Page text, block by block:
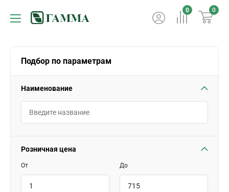
0 0
Подбор по параметрам
Наименование
Розничная цена
От До